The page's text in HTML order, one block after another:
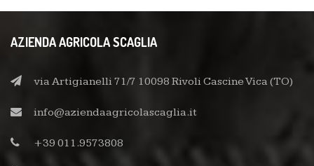
AZIENDA AGRICOLA SCAGLIA
via Artigianelli 71/7 10098 Rivoli Cascine Vica (TO)
info@aziendaagricolascaglia.it
+39 011.9573808